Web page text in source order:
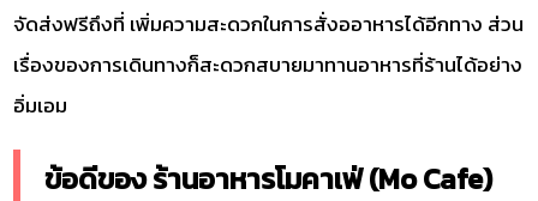
จัดส่งฟรีถึงที่ เพิ่มความสะดวกในการสั่งออาหารได้อีกทาง ส่วน
เรื่องของการเดินทางก็สะดวกสบายมาทานอาหารที่ร้านได้อย่าง
อิ่มเอม
ข้อดีของ ร้านอาหารโมคาเฟ่ (Mo Cafe)